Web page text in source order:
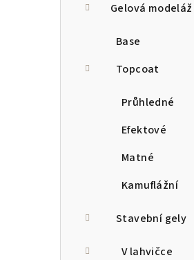
Gelová modeláž
Base
Topcoat
Průhledné
Efektové
Matné
Kamuflážní
Stavební gely
V lahvičce